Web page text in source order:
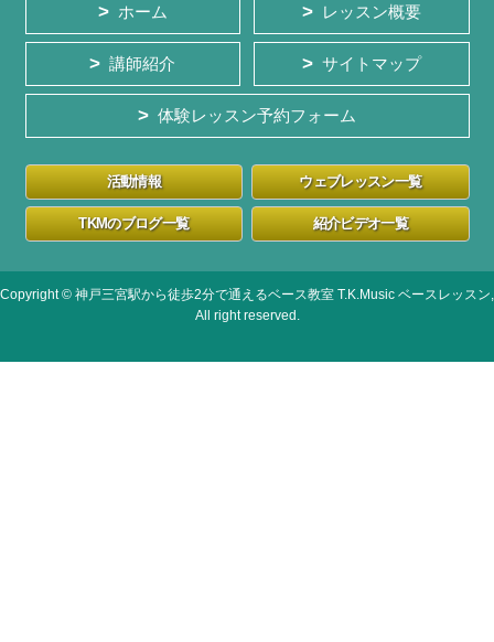
ホーム レッスン概要
講師紹介 サイトマップ
体験レッスン予約フォーム
活動情報 ウェブレッスン一覧
TKMのブログ一覧 紹介ビデオ一覧
Copyright © 神戸三宮駅から徒歩2分で通えるベース教室 T.K.Music ベースレッスン,
All right reserved.